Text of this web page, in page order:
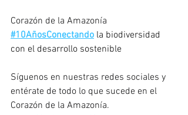
Corazón de la Amazonía
#10AñosConectando la biodiversidad
con el desarrollo sostenible
Síguenos en nuestras redes sociales y
entérate de todo lo que sucede en el
Corazón de la Amazonía.